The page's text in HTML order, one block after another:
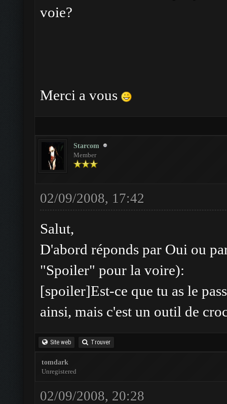
voie?
Merci a vous
Starcom
Member
02/09/2008, 17:42
Salut,
D'abord réponds par Oui ou
"Spoiler" pour la voire):
[spoiler]Est-ce que tu as le
ainsi, mais c'est un outil de
Site web Trouver
tomdark
Unregistered
02/09/2008, 20:28